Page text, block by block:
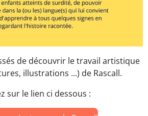
de découvrir le travail artistique
illustrations ...) de Rascall.
sur le lien ci dessous :